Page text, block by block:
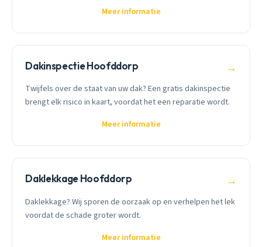
Meer informatie
Dakinspectie Hoofddorp →
Twijfels over de staat van uw dak? Een gratis dakinspectie
brengt elk risico in kaart, voordat het een reparatie wordt.
Meer informatie
Daklekkage Hoofddorp →
Daklekkage? Wij sporen de oorzaak op en verhelpen het lek
voordat de schade groter wordt.
Meer informatie